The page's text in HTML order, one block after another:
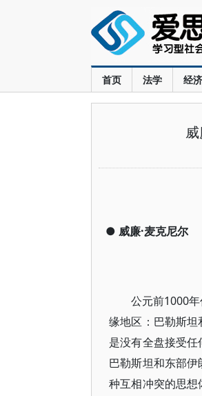
首页 法学 经
● 威廉·麦克尼尔
公元前1000
缘地区：巴勒斯
是没有全盘接受
巴勒斯坦和东部
种互相冲突的思